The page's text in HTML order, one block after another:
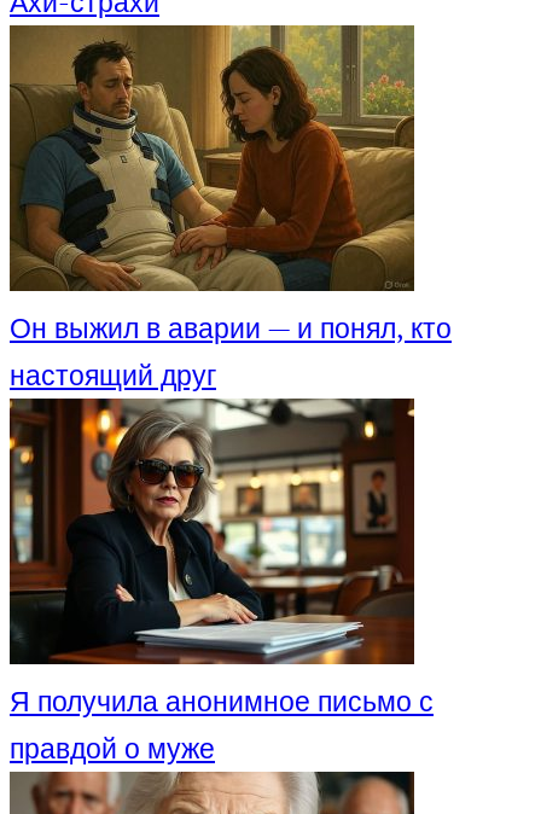
Он выжил в аварии — и понял, кто
настоящий друг
Я получила анонимное письмо с
правдой о муже